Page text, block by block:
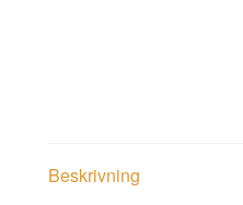
Beskrivning